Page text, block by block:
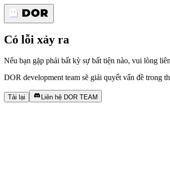
Có lỗi xảy ra
Nếu bạn gặp phải bất kỳ sự bất tiện nào, vui lòng
DOR development team sẽ giải quyết vấn đề trong
Tải lại Liên hệ DOR TEAM